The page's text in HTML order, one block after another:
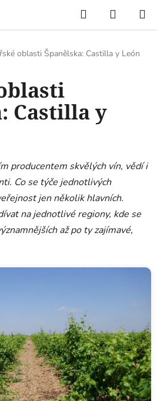
Hledat
KOŠÍK
oblasti Španělska: Castilla y León
Castilla y
producentem skvělých vín, vědí i
Co se týče jednotlivých
jen několik hlavních.
na jednotlivé regiony, kde se
až po ty zajímavé,